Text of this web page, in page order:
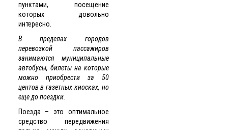
пунктами, посещение
которых довольно
интересно.
В пределах городов
перевозкой пассажиров
занимаются муниципальные
автобусы, билеты на которые
можно приобрести за 50
центов в газетных киосках, но
еще до поездки.
Поезда – это оптимальное
средство передвижения